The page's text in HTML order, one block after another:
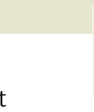
d’Adhésion